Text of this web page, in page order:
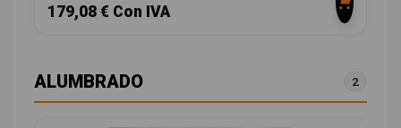
179,08 € Con IVA
ALUMBRADO 2